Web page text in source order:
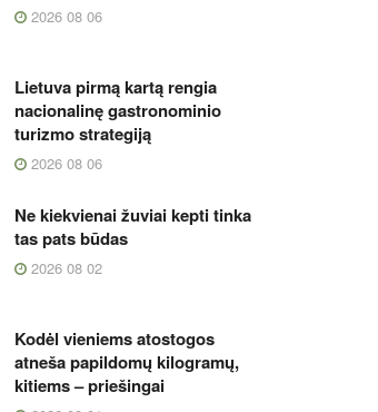
2026 08 06
Lietuva pirmą kartą rengia
nacionalinę gastronominio
turizmo strategiją
2026 08 06
Ne kiekvienai žuviai kepti tinka
tas pats būdas
2026 08 02
Kodėl vieniems atostogos
atneša papildomų kilogramų,
kitiems – priešingai